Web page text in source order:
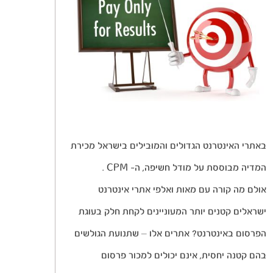
באתרי האינטרנט הגדולים והמובילים בישראל מכירת
המדיה מבוססת על מודל חשיפה, ה- CPM .
אולם מה קורה עם מאות ואלפי אתרי אינטרנט
ישראלים קטנים יותר המעוניינים לקחת חלק בעוגת
הפרסום באינטרנט? אתרים אלו – שתנועת הגולשים
בהם קטנה יחסית, אינם יכולים למכור פרסום